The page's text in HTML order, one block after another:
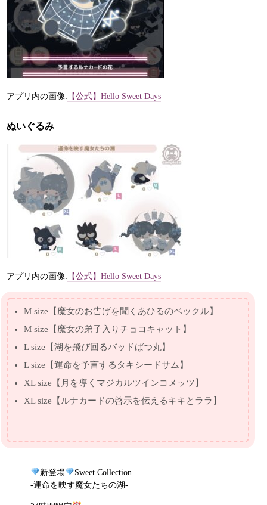
アプリ内の画像: 【公式】Hello Sweet Days
ぬいぐるみ
アプリ内の画像: 【公式】Hello Sweet Days
M size【魔女のお告げを聞くあひるのペックル】
M size【魔女の弟子入りチョコキャット】
L size【湖を飛び回るバッドばつ丸】
L size【運命を予言するタキシードサム】
XL size【月を導くマジカルツインコメッツ】
XL size【ルナカードの啓示を伝えるキキとララ】
新登場
Sweet Collection
-運命を映す魔女たちの湖‐